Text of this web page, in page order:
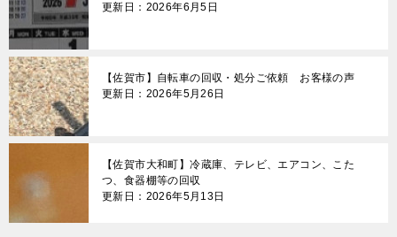
更新日：2026年6月5日
【佐賀市】自転車の回収・処分ご依頼 お客様の声
更新日：2026年5月26日
【佐賀市大和町】冷蔵庫、テレビ、エアコン、こた
つ、食器棚等の回収
更新日：2026年5月13日